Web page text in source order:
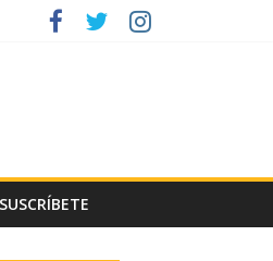
SUSCRÍBETE